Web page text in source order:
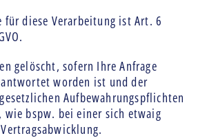
für diese Verarbeitung ist Art. 6
gelöscht, sofern Ihre Anfrage
worden ist und der
Aufbewahrungspflichten
wie bspw. bei einer sich etwaig